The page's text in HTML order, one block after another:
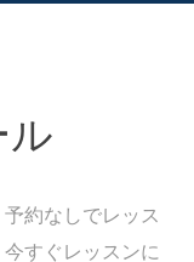
ル
約なしでレッス
すぐレッスンに